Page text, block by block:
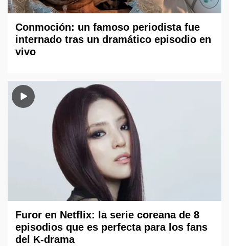
Conmoción: un famoso periodista fue
internado tras un dramático episodio en
vivo
Furor en Netflix: la serie coreana de 8
episodios que es perfecta para los fans
del K-drama